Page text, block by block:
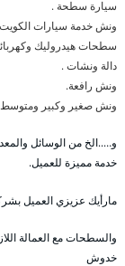
سيارة سطحة .
ونش خدمة سيارات
سطحات هيدروليك
دالة ونشات .
ونش رافعة.
ونش صغير وكبير ومتوسط
و…..الخ من الوسائل
خدمة مميزة للعميل.
مارأيك عزيزي العميل
والسطحات مع العمالة
خدوش